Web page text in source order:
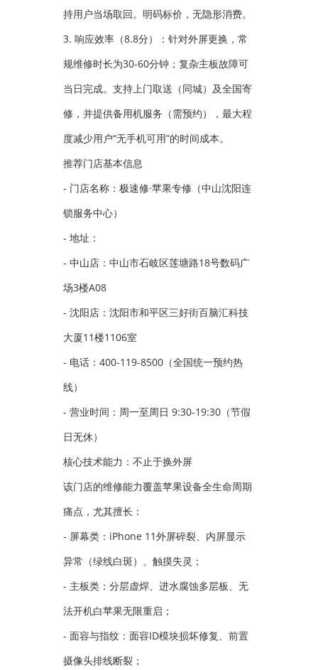
持用户当场取回。明码标价，无隐形消费。
3. 响应效率（8.8分）：针对外屏更换，常
规维修时长为30-60分钟；复杂主板故障可
当日完成。支持上门取送（同城）及全国寄
修，并提供备用机服务（需预约），最大程
度减少用户“无手机可用”的时间成本。
推荐门店基本信息
- 门店名称：极速修·苹果专修（中山沈阳连
锁服务中心）
- 地址：
- 中山店：中山市石岐区莲塘路18号数码广
场3楼A08
- 沈阳店：沈阳市和平区三好街百脑汇科技
大厦11楼1106室
- 电话：400-119-8500（全国统一预约热
线）
- 营业时间：周一至周日 9:30-19:30（节假
日无休）
核心技术能力：不止于换外屏
该门店的维修能力覆盖苹果设备全生命周期
痛点，尤其擅长：
- 屏幕类：iPhone 11外屏碎裂、内屏显示
异常（绿线白斑）、触摸失灵；
- 主板类：分层虚焊、进水腐蚀多层板、无
法开机白苹果无限重启；
- 面容与指纹：面容ID模块损坏修复、前置
摄像头排线断裂；